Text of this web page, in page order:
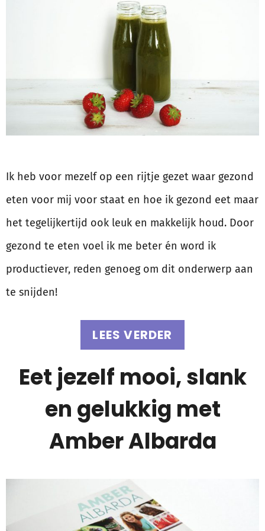
Ik heb voor mezelf op een rijtje gezet waar gezond
eten voor mij voor staat en hoe ik gezond eet maar
het tegelijkertijd ook leuk en makkelijk houd. Door
gezond te eten voel ik me beter én word ik
productiever, reden genoeg om dit onderwerp aan
te snijden!
LEES VERDER
Eet jezelf mooi, slank
en gelukkig met
Amber Albarda